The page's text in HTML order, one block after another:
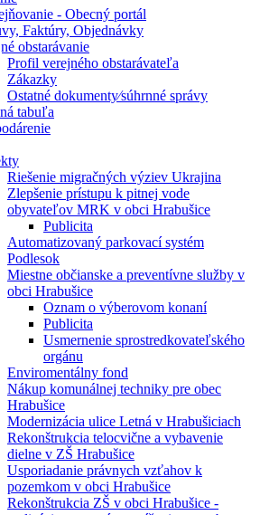
- Obecný portál
Faktúry, Objednávky
obstarávanie
Profil verejného obstarávateľa
Zákazky
Ostatné dokumenty⁄súhrnné správy
tabuľa
Riešenie migračných výziev Ukrajina
Zlepšenie prístupu k pitnej vode
obyvateľov MRK v obci Hrabušice
Publicita
Automatizovaný parkovací systém
Podlesok
Miestne občianske a preventívne služby v
obci Hrabušice
Oznam o výberovom konaní
Publicita
Usmernenie sprostredkovateľského
orgánu
Enviromentálny fond
Nákup komunálnej techniky pre obec
Hrabušice
Modernizácia ulice Letná v Hrabušiciach
Rekonštrukcia telocvične a vybavenie
dielne v ZŠ Hrabušice
Usporiadanie právnych vzťahov k
pozemkom v obci Hrabušice
Rekonštrukcia ZŠ v obci Hrabušice -